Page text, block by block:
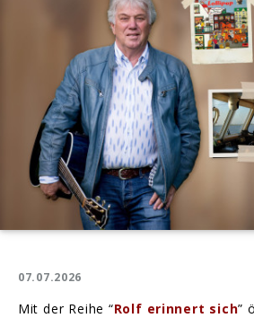
07.07.2026
Mit der Reihe “Rolf erinnert sich”